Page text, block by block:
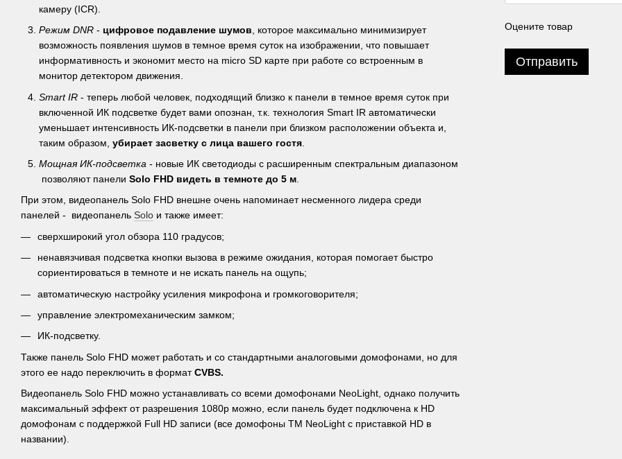
камеру (ICR).
Режим DNR - цифровое подавление шумов , которое максимально минимизирует
возможность появления шумов в темное время суток на изображении, что повышает
информативность и экономит место на micro SD карте при работе со встроенным в
монитор детектором движения.
Smart IR - теперь любой человек, подходящий близко к панели в темное время суток при
включенной ИК подсветке будет вами опознан, т.к. технология Smart IR автоматически
уменьшает интенсивность ИК-подсветки в панели при близком расположении объекта и,
таким образом, убирает засветку с лица вашего гостя
Мощная ИК-подсветка - новые ИК светодиоды с расширенным спектральным диапазоном
позволяют панели Solo FHD видеть в темноте до 5 м
При этом, видеопанель Solo FHD внешне очень напоминает несменного лидера среди
панелей - видеопанель Solo и также имеет:
сверхширокий угол обзора 110 градусов;
ненавязчивая подсветка кнопки вызова в режиме ожидания, которая помогает быстро
сориентироваться в темноте и не искать панель на ощупь;
автоматическую настройку усиления микрофона и громкоговорителя;
управление электромеханическим замком;
ИК-подсветку.
Также панель Solo FHD может работать и со стандартными аналоговыми домофонами, но для
этого ее надо переключить в форматCVBS.
Видеопанель Solo FHD можно устанавливать со всеми домофонами NeoLight, однако получить
максимальный эффект от разрешения 1080р можно, если панель будет подключена к HD
домофонам с поддержкой Full HD записи (все домофоны ТМ NeoLight с приставкой HD в
названии).
Оцените товар
Отправить